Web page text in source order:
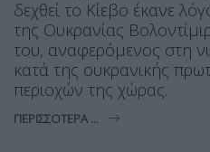
δεχθεί το Κίεβο έκανε
της Ουκρανίας
του, αναφερόμενος στη
κατά της ουκρανικής
περιοχών της χώρας.
ΠΕΡΙΣΣΌΤΕΡΑ ...